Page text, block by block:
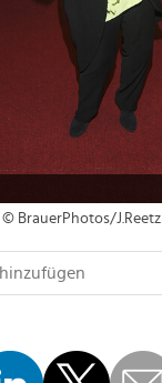
© BrauerPhotos/J.Reetz